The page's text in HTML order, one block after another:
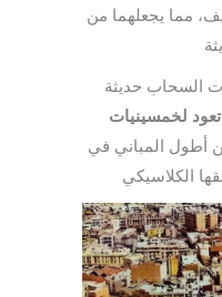
مما يجعلهما من
السحاب حديثة
تعود لخمسينيات
أطول المباني في
الكلاسيكي